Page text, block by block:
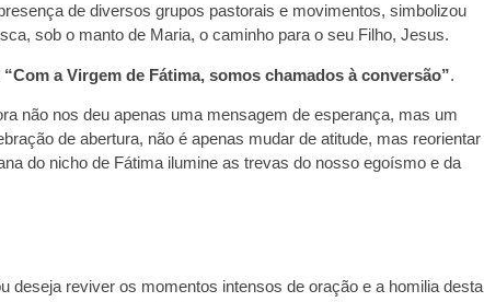
de diversos grupos pastorais e movimentos, simbolizou
sob o manto de Maria, o caminho para o seu Filho, Jesus.
“Com a Virgem de Fátima, somos chamados à conversão”.
não nos deu apenas uma mensagem de esperança, mas um
de abertura, não é apenas mudar de atitude, mas reorientar
do nicho de Fátima ilumine as trevas do nosso egoísmo e da
deseja reviver os momentos intensos de oração e a homilia desta